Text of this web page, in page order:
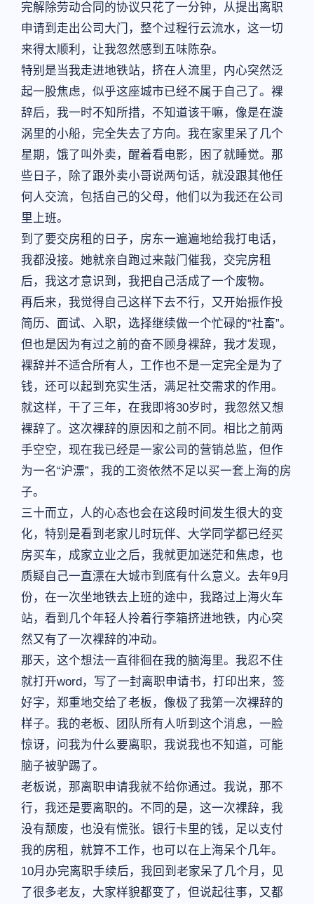
完解除劳动合同的协议只花了一分钟，从提出离职
申请到走出公司大门，整个过程行云流水，这一切
来得太顺利，让我忽然感到五味陈杂。
特别是当我走进地铁站，挤在人流里，内心突然泛
起一股焦虑，似乎这座城市已经不属于自己了。裸
辞后，我一时不知所措，不知道该干嘛，像是在漩
涡里的小船，完全失去了方向。我在家里呆了几个
星期，饿了叫外卖，醒着看电影，困了就睡觉。那
些日子，除了跟外卖小哥说两句话，就没跟其他任
何人交流，包括自己的父母，他们以为我还在公司
里上班。
到了要交房租的日子，房东一遍遍地给我打电话，
我都没接。她就亲自跑过来敲门催我，交完房租
后，我这才意识到，我把自己活成了一个废物。
再后来，我觉得自己这样下去不行，又开始振作投
简历、面试、入职，选择继续做一个忙碌的“社畜”。
但也是因为有过之前的奋不顾身裸辞，我才发现，
裸辞并不适合所有人，工作也不是一定完全是为了
钱，还可以起到充实生活，满足社交需求的作用。
就这样，干了三年，在我即将30岁时，我忽然又想
裸辞了。这次裸辞的原因和之前不同。相比之前两
手空空，现在我已经是一家公司的营销总监，但作
为一名“沪漂”，我的工资依然不足以买一套上海的房
子。
三十而立，人的心态也会在这段时间发生很大的变
化，特别是看到老家儿时玩伴、大学同学都已经买
房买车，成家立业之后，我就更加迷茫和焦虑，也
质疑自己一直漂在大城市到底有什么意义。去年9月
份，在一次坐地铁去上班的途中，我路过上海火车
站，看到几个年轻人拎着行李箱挤进地铁，内心突
然又有了一次裸辞的冲动。
那天，这个想法一直徘徊在我的脑海里。我忍不住
就打开word，写了一封离职申请书，打印出来，签
好字，郑重地交给了老板，像极了我第一次裸辞的
样子。我的老板、团队所有人听到这个消息，一脸
惊讶，问我为什么要离职，我说我也不知道，可能
脑子被驴踢了。
老板说，那离职申请我就不给你通过。我说，那不
行，我还是要离职的。不同的是，这一次裸辞，我
没有颓废，也没有慌张。银行卡里的钱，足以支付
我的房租，就算不工作，也可以在上海呆个几年。
10月办完离职手续后，我回到老家呆了几个月，见
了很多老友，大家样貌都变了，但说起往事，又都